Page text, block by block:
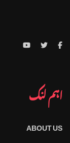
اہم لنک
ABOUT US